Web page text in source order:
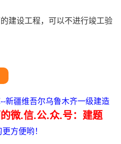
建设工程，可以不进行竣工验
新疆维吾尔乌鲁木齐一级建造
微.信.公.众.号：建题
方便哟！